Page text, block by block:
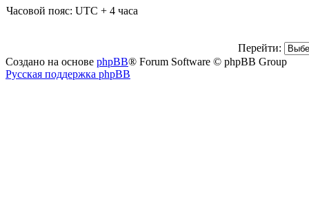
Часовой пояс: UTC + 4 часа
Перейти:
Создано на основе phpBB® Forum Software © phpBB Group
Русская поддержка phpBB